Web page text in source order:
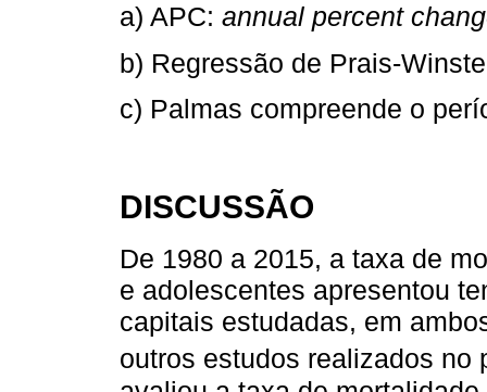
a) APC: annual percent
b) Regressão de Prais-
c) Palmas compreende o
DISCUSSÃO
De 1980 a 2015, a taxa de
e adolescentes apresentou
capitais estudadas, em
outros estudos realizados no